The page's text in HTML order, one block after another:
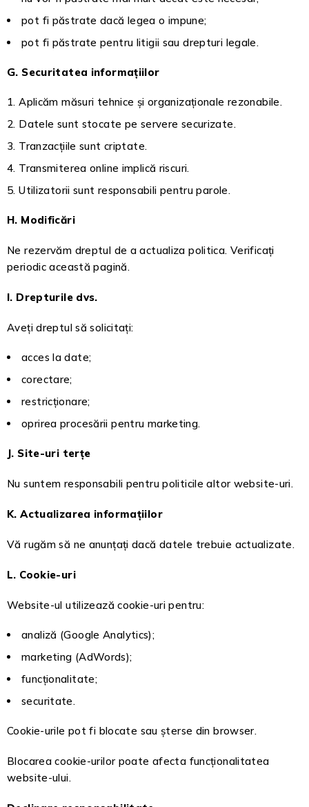
pot fi păstrate dacă legea o impune;
pot fi păstrate pentru litigii sau drepturi legale.
G. Securitatea informațiilor
Aplicăm măsuri tehnice și organizaționale rezonabile.
Datele sunt stocate pe servere securizate.
Tranzacțiile sunt criptate.
Transmiterea online implică riscuri.
Utilizatorii sunt responsabili pentru parole.
H. Modificări
Ne rezervăm dreptul de a actualiza politica. Verificați
periodic această pagină.
I. Drepturile dvs.
Aveți dreptul să solicitați:
acces la date;
corectare;
restricționare;
oprirea procesării pentru marketing.
J. Site-uri terțe
Nu suntem responsabili pentru politicile altor website-uri.
K. Actualizarea informațiilor
Vă rugăm să ne anunțați dacă datele trebuie actualizate.
L. Cookie-uri
Website-ul utilizează cookie-uri pentru:
analiză (Google Analytics);
marketing (AdWords);
funcționalitate;
securitate.
Cookie-urile pot fi blocate sau șterse din browser.
Blocarea cookie-urilor poate afecta funcționalitatea
website-ului.